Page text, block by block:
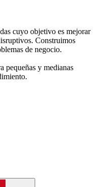
cuyo objetivo es mejorar
Construimos
de negocio.
pequeñas y medianas